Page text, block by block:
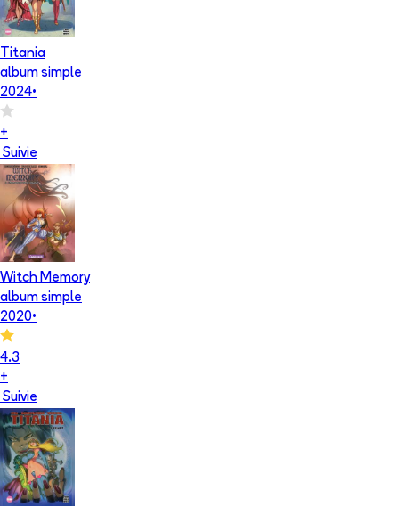
Titania
album simple
2024•
+
Suivie
Witch Memory
album simple
2020•
4.3
+
Suivie